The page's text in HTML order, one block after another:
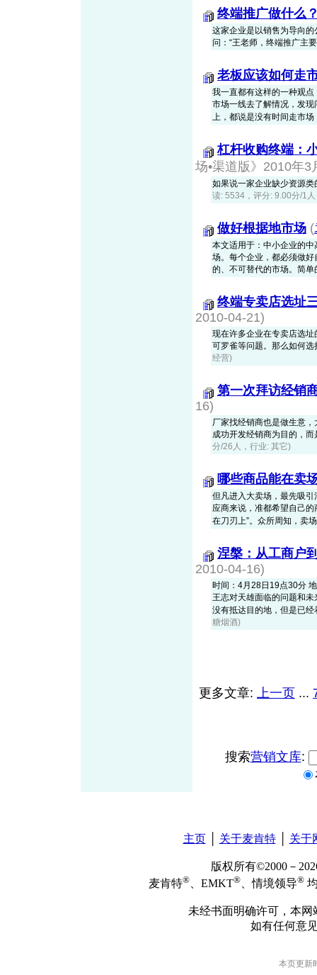
终端推广做什么
这家企业是以销售为导向
问：“王老师，终端推广主
老板应该如何走
我一直都有这样的一种观
市场一线去了解情况，发
上，都说是没有时间走市
杠杆收购终端：
场•渠道版》2010年
如果说一家企业缺少资源
读: 5534，评分: 9.00分/1
做好根据地市场 (
本文适用于：中小企业的
场。每个企业，都必须做
的、不可替代的市场。简
终端专卖店选址
2010-04-21)
现在许多企业在专卖店选
可罗雀等问题。那么如何
经营)
第一次拜访经销
16)
厂家找经销商也是做生意
成功开发经销商为目的，
分/26人，行业: 其它)
哪些商品能在卖
但凡进入大卖场，最先吸引
应商来说，准都希望自己的
在刀刃上”。众所周知，卖
涅槃：从工商户
2010-04-16)
时间：4月28日19点30分
王志对天雄面临的问题和
没有抵达目的地，但是已
糖烟酒)
更多文章: 上一页 ...
搜索营销文库:
主页│ 关于麦肯特│ 关于
版权所有©2000－
麦肯特® 、EMKT® 、情境领导®
未经书面明确许可，本
如有任何意
本页更新